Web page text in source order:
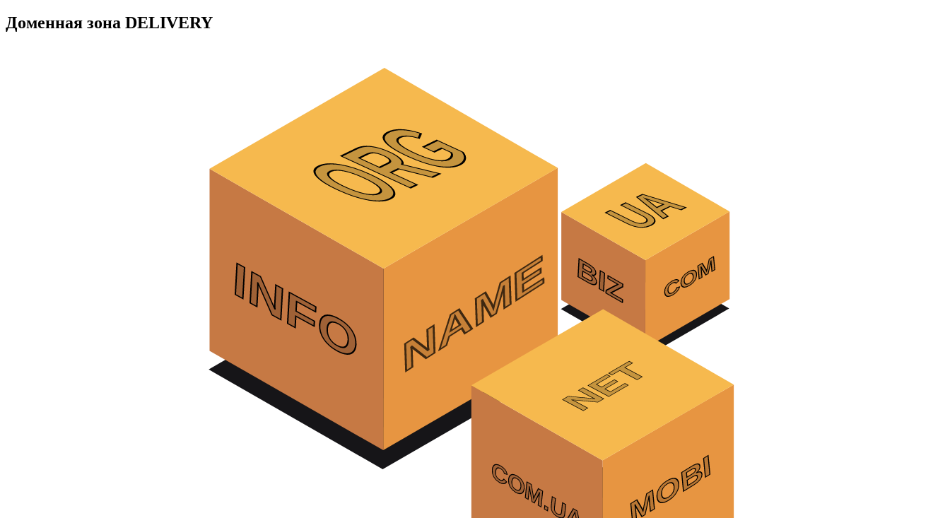
Доменная зона DELIVERY